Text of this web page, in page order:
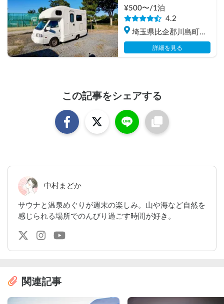
ン
¥500〜/1泊
4.2
埼玉県比企郡川島町下
八ツ林
詳細を見る
この記事をシェアする
中村まどか
サウナと温泉めぐりが週末の楽しみ。山や海など自然を
感じられる場所でのんびり過ごす時間が好き。
関連記事